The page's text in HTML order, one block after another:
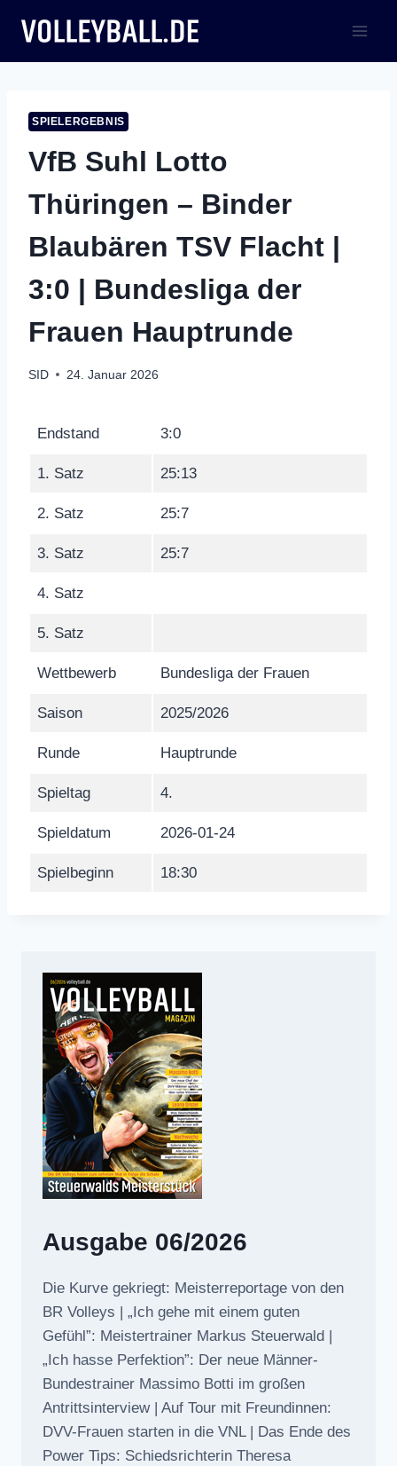
Inhalt
springen
SPIELERGEBNIS
VfB Suhl Lotto
Thüringen – Binder
Blaubären TSV Flacht |
3:0 | Bundesliga der
Frauen Hauptrunde
SID 24. Januar 2026
Endstand 3:0
1. Satz 25:13
2. Satz 25:7
3. Satz 25:7
4. Satz
5. Satz
Wettbewerb Bundesliga der Frauen
Saison 2025/2026
Runde Hauptrunde
Spieltag 4.
Spieldatum 2026-01-24
Spielbeginn 18:30
Ausgabe 06/2026
Die Kurve gekriegt: Meisterreportage von den
BR Volleys | „Ich gehe mit einem guten
Gefühl”: Meistertrainer Markus Steuerwald |
„Ich hasse Perfektion”: Der neue Männer-
Bundestrainer Massimo Botti im großen
Antrittsinterview | Auf Tour mit Freundinnen:
DVV-Frauen starten in die VNL | Das Ende des
Power Tips: Schiedsrichterin Theresa